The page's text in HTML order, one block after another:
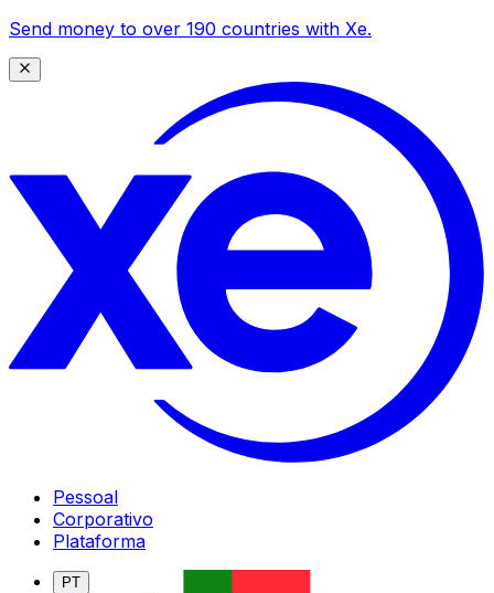
Send money to over 190 countries with Xe.
Pessoal
Corporativo
Plataforma
PT